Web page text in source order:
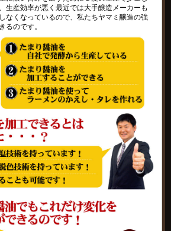
生産効率が悪く最近では大手醸造メーカーも
なくなっているので、私たちヤマミ醸造の強
るのです。